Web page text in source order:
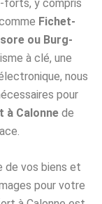
forts, y compris
Fichet-
ou Burg-
à clé, une
nous
pour
Calonne de
de vos biens et
pour votre